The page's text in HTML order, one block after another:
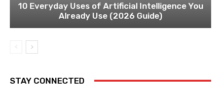
10 Everyday Uses of Artificial Intelligence You
Already Use (2026 Guide)
STAY CONNECTED